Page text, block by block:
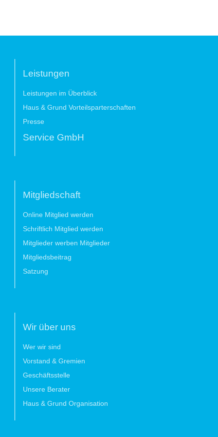
Leistungen
Leistungen im Überblick
Haus & Grund Vorteilsparterschaften
Presse
Service GmbH
Mitgliedschaft
Online Mitglied werden
Schriftlich Mitglied werden
Mitglieder werben Mitglieder
Mitgliedsbeitrag
Satzung
Wir über uns
Wer wir sind
Vorstand & Gremien
Geschäftsstelle
Unsere Berater
Haus & Grund Organisation